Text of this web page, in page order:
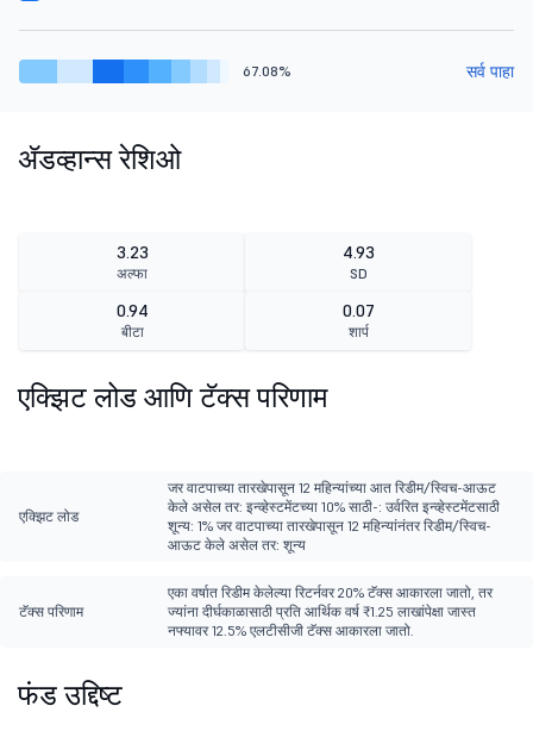
67.08% सर्व पाहा
ॲडव्हान्स रेशिओ
3.23
अल्फा
4.93
SD
0.94
बीटा
0.07
शार्प
एक्झिट लोड आणि टॅक्स परिणाम
एक्झिट लोड
जर वाटपाच्या तारखेपासून 12 महिन्यांच्या आत रिडीम/स्विच-आऊट
केले असेल तर: इन्व्हेस्टमेंटच्या 10% साठी-: उर्वरित इन्व्हेस्टमेंटसाठी
शून्य: 1% जर वाटपाच्या तारखेपासून 12 महिन्यांनंतर रिडीम/स्विच-
आऊट केले असेल तर: शून्य
टॅक्स परिणाम
एका वर्षात रिडीम केलेल्या रिटर्नवर 20% टॅक्स आकारला जातो, तर
ज्यांना दीर्घकाळासाठी प्रति आर्थिक वर्ष ₹1.25 लाखांपेक्षा जास्त
नफ्यावर 12.5% एलटीसीजी टॅक्स आकारला जातो.
फंड उद्दिष्ट